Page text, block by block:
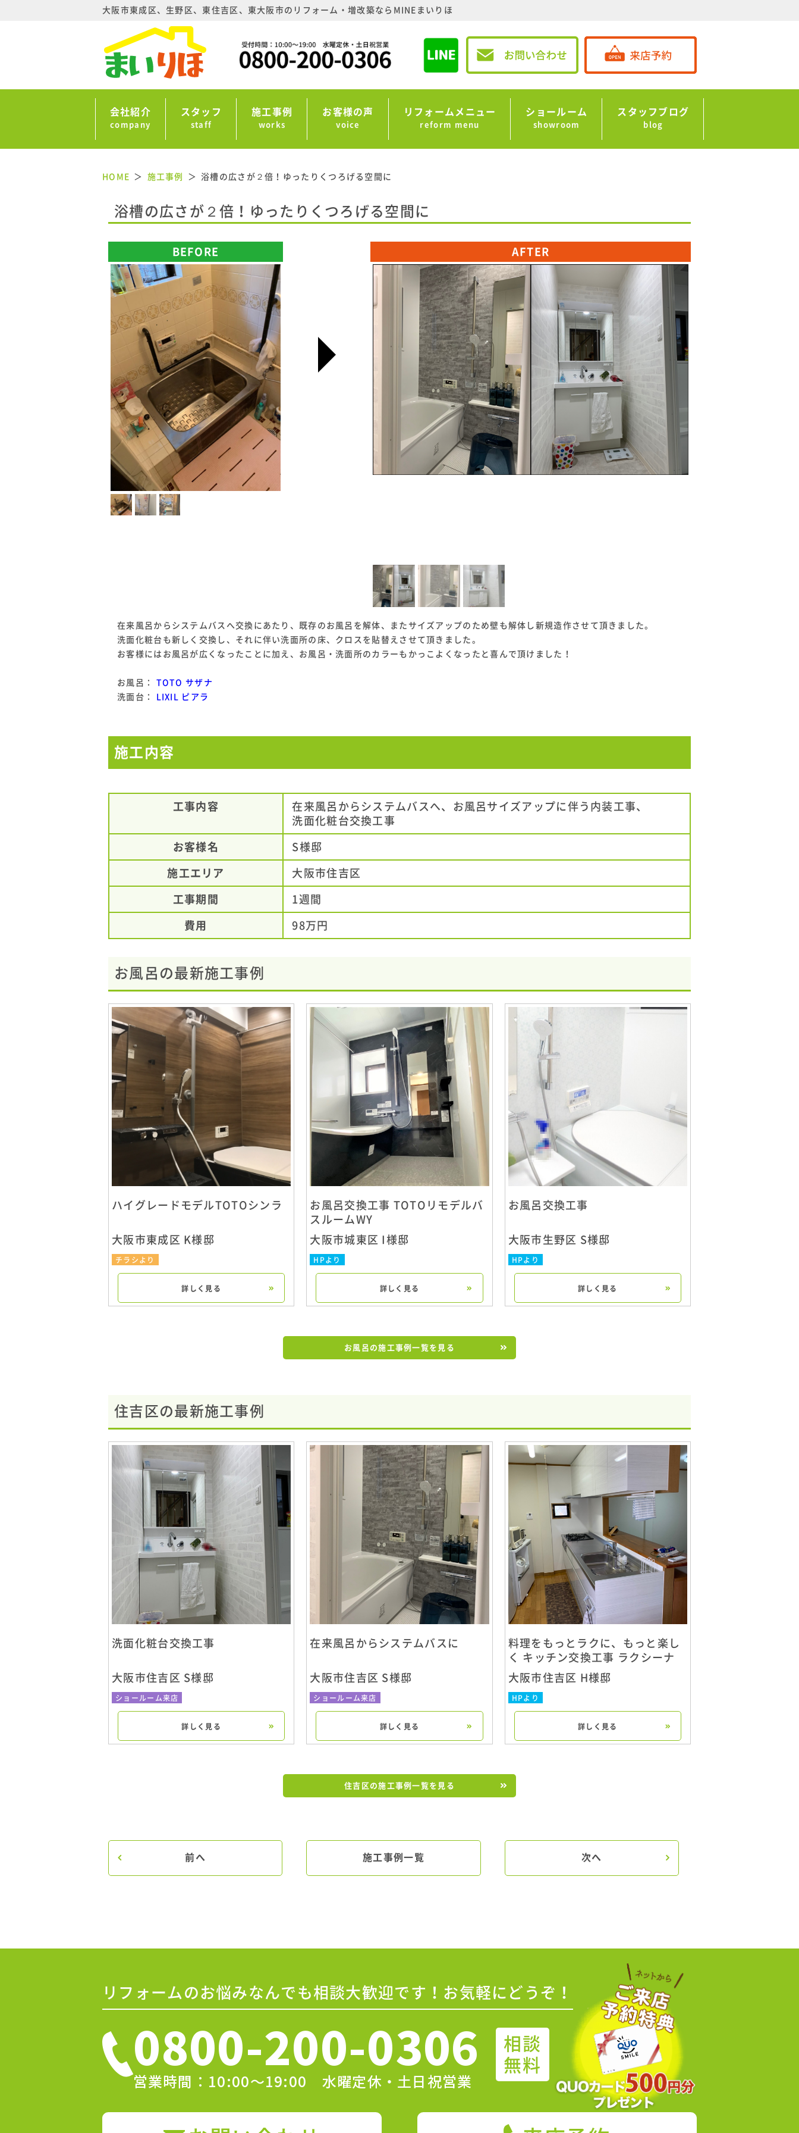
大阪市東成区、生野区、東住吉区、東大阪市のリフォーム・増改築ならMINEまいりほ
会社紹介
company
スタッフ
staff
施工事例
works
お客様の声
voice
リフォームメニュー
reform menu
ショールーム
showroom
スタッフブログ
blog
HOME 施工事例 浴槽の広さが２倍！ゆったりくつろげる空間に
浴槽の広さが２倍！ゆったりくつろげる空間に
AFTER
BEFORE
在来風呂からシステムバスへ交換にあたり、既存のお風呂を解体、またサイズアップのため壁も解体し新規造作させて頂きました。
洗面化粧台も新しく交換し、それに伴い洗面所の床、クロスを貼替えさせて頂きました。
お客様にはお風呂が広くなったことに加え、お風呂・洗面所のカラーもかっこよくなったと喜んで頂けました！
お風呂：
TOTO サザナ
洗面台：
LIXIL ピアラ
施工内容
工事内容
在来風呂からシステムバスへ、お風呂サイズアップに伴う内装工事、
洗面化粧台交換工事
お客様名 S様邸
施工エリア 大阪市住吉区
工事期間 1週間
費用 98万円
お風呂の最新施工事例
ハイグレードモデルTOTOシンラ
大阪市東成区 K様邸
チラシより
詳しく見る
お風呂交換工事 TOTOリモデルバ
スルームWY
大阪市城東区 I様邸
HPより
詳しく見る
お風呂交換工事
大阪市生野区 S様邸
HPより
詳しく見る
お風呂の施工事例一覧を見る
住吉区の最新施工事例
洗面化粧台交換工事
大阪市住吉区 S様邸
ショールーム来店
詳しく見る
在来風呂からシステムバスに
大阪市住吉区 S様邸
ショールーム来店
詳しく見る
料理をもっとラクに、もっと楽し
く キッチン交換工事 ラクシーナ
大阪市住吉区 H様邸
HPより
詳しく見る
住吉区の施工事例一覧を見る
前へ 施工事例一覧 次へ
リフォームのお悩みなんでも相談大歓迎です！お気軽にどうぞ！
0800-200-0306
営業時間：10:00〜19:00 水曜定休・土日祝営業
相談
無料